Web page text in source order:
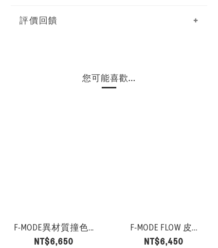
評價回饋
您可能喜歡...
F-MODE異材質撞色...
NT$6,650
F-MODE FLOW 皮...
NT$6,450